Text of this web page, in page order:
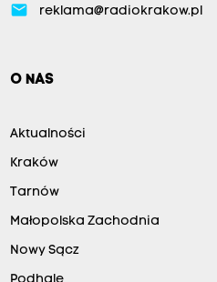
email reklama@radiokrakow.pl
O NAS
Aktualności
Kraków
Tarnów
Małopolska Zachodnia
Nowy Sącz